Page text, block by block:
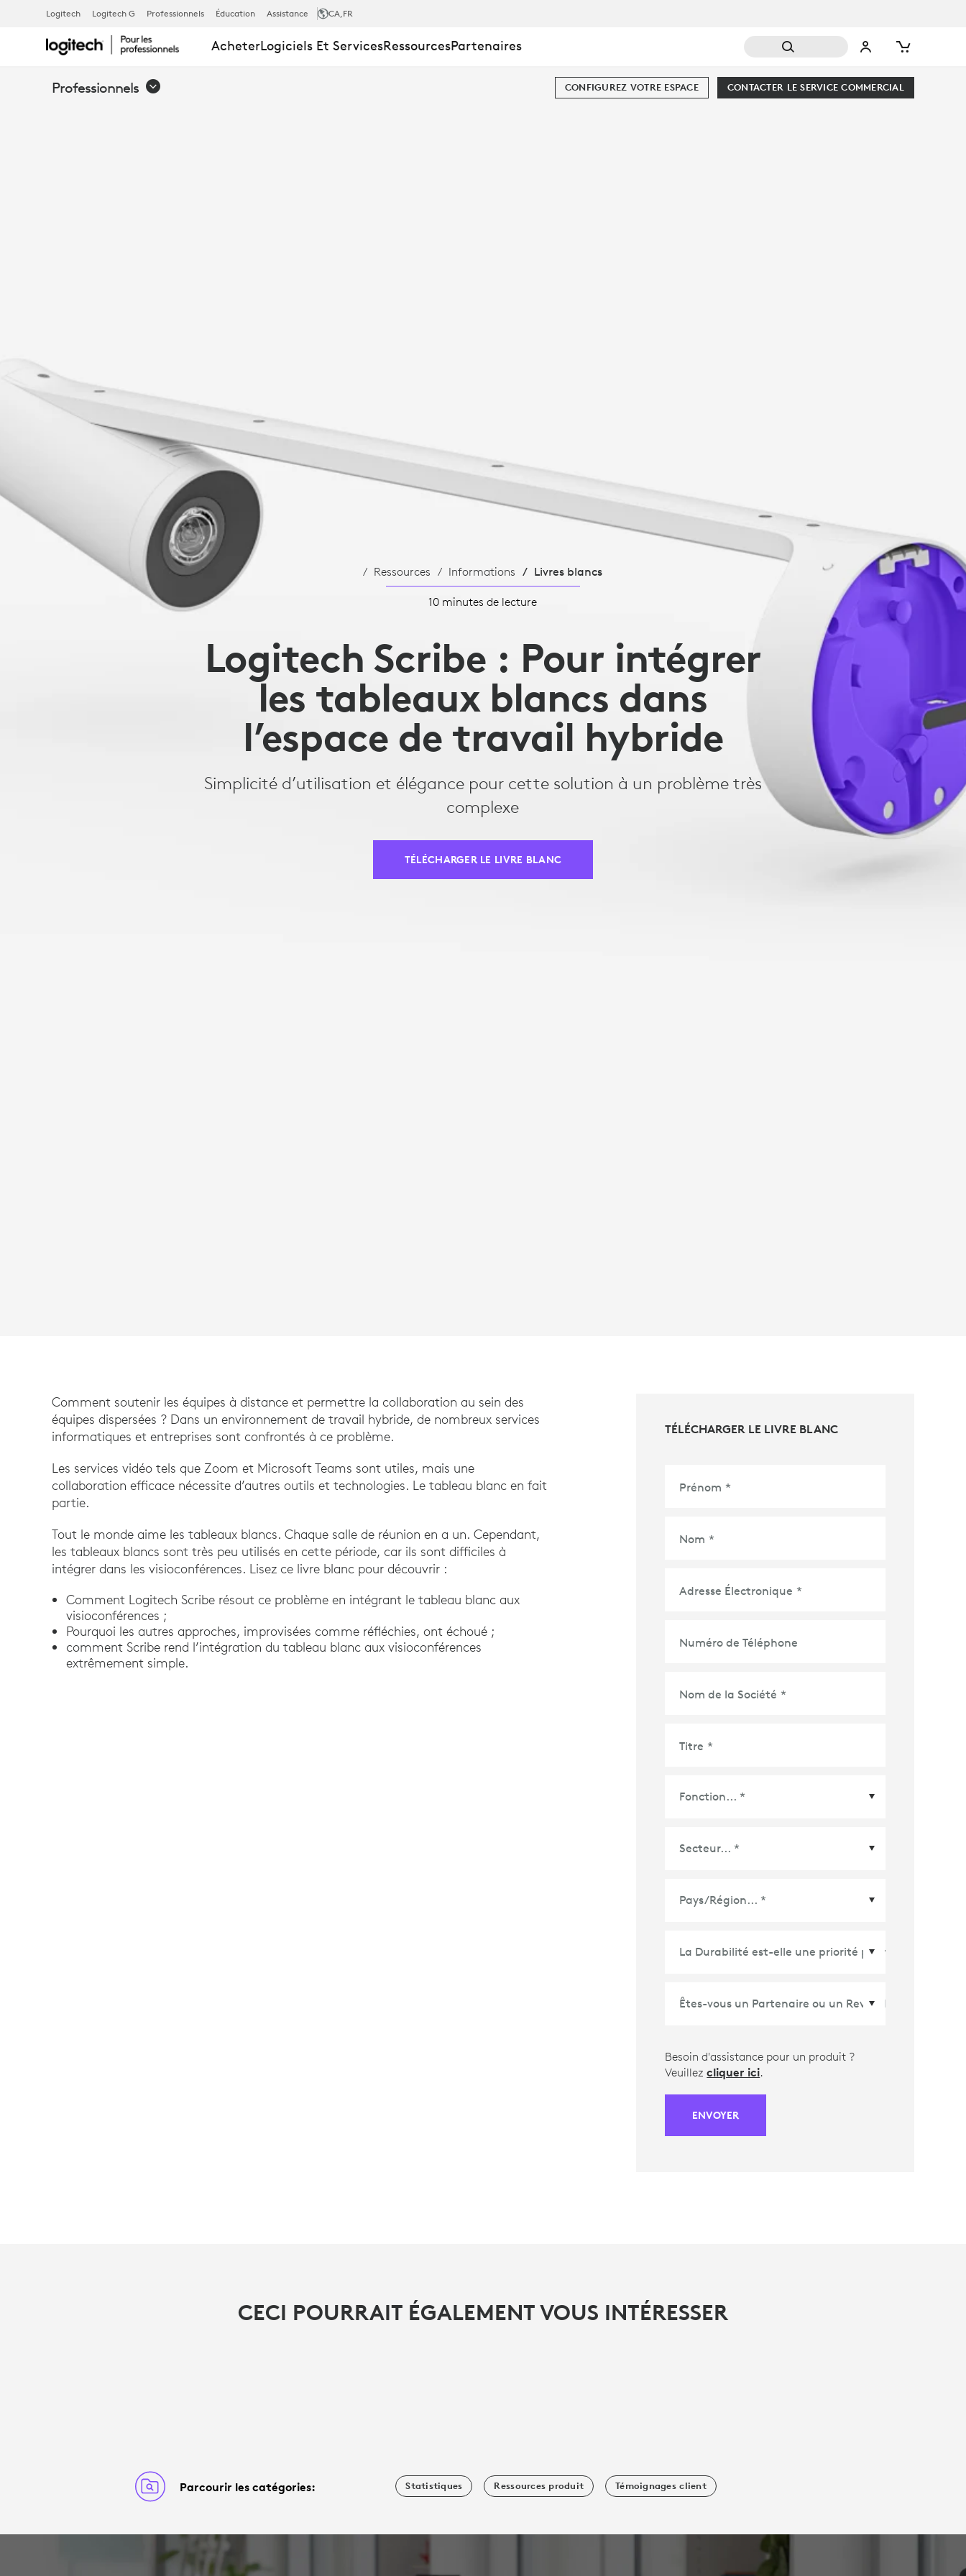
PERMETTRE
UNE
AVEC
LOGITECH SCRIBE
Logitech Logitech G Professionnels Éducation Assistance CA,FR
AcheterLogiciels Et ServicesRessourcesPartenaires
Professionnels CONTACTER LE SERVICE COMMERCIAL
CONFIGUREZ VOTRE ESPACE
Ressources Informations Livres blancs
10 minutes de lecture
Logitech Scribe : Pour intégrer
les tableaux blancs dans
l’espace de travail hybride
Simplicité d’utilisation et élégance pour cette solution à un problème très
complexe
TÉLÉCHARGER LE LIVRE BLANC
Comment soutenir les équipes à distance et permettre la collaboration au sein des
équipes dispersées ? Dans un environnement de travail hybride, de nombreux services
informatiques et entreprises sont confrontés à ce problème.
Les services vidéo tels que Zoom et Microsoft Teams sont utiles, mais une
collaboration efficace nécessite d’autres outils et technologies. Le tableau blanc en fait
partie.
Tout le monde aime les tableaux blancs. Chaque salle de réunion en a un. Cependant,
les tableaux blancs sont très peu utilisés en cette période, car ils sont difficiles à
intégrer dans les visioconférences. Lisez ce livre blanc pour découvrir :
Comment Logitech Scribe résout ce problème en intégrant le tableau blanc aux
visioconférences ;
Pourquoi les autres approches, improvisées comme réfléchies, ont échoué ;
comment Scribe rend l’intégration du tableau blanc aux visioconférences
extrêmement simple.
TÉLÉCHARGER LE LIVRE BLANC
Prénom *
Nom *
Adresse Électronique *
Numéro de Téléphone
Nom de la Société *
Titre *
Pays/Région *
Besoin d'assistance pour un produit ?
Veuillezcliquer ici.
ENVOYER
CECI POURRAIT ÉGALEMENT VOUS INTÉRESSER
Parcourir les catégories: Statistiques Ressources produit Témoignages client